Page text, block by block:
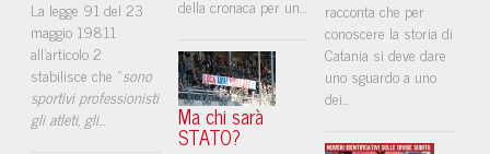
La legge 91 del 23
maggio 19811
all’articolo 2
stabilisce che “sono
sportivi professionisti
gli atleti, gli...
della cronaca per un...
Ma chi sarà
STATO?
racconta che per
conoscere la storia di
Catania si deve dare
uno sguardo a uno
dei...